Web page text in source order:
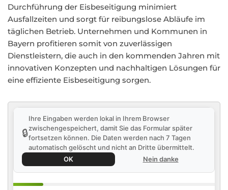
Durchführung der Eisbeseitigung minimiert
Ausfallzeiten und sorgt für reibungslose Abläufe im
täglichen Betrieb. Unternehmen und Kommunen in
Bayern profitieren somit von zuverlässigen
Dienstleistern, die auch in den kommenden Jahren mit
innovativen Konzepten und nachhaltigen Lösungen für
eine effiziente Eisbeseitigung sorgen.
🔒
Ihre Eingaben werden lokal in Ihrem Browser
zwischengespeichert, damit Sie das Formular später
fortsetzen können. Die Daten werden nach 7 Tagen
automatisch gelöscht und nicht an Dritte übermittelt.
OK
Nein danke